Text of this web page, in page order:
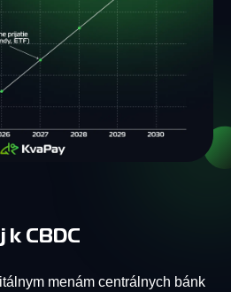
k CBDC
menám centrálnych bánk